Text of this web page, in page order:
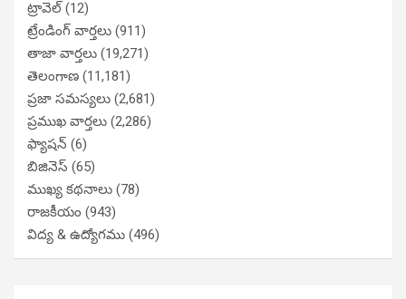
ట్రావెల్(12)
ట్రేండింగ్ వార్తలు (911)
తాజా వార్తలు (19,271)
తెలంగాణ (11,181)
ప్రజా సమస్యలు (2,681)
ప్రముఖ వార్తలు (2,286)
ఫ్యాషన్ (6)
బిజినెస్ (65)
ముఖ్య కథనాలు (78)
రాజకీయం (943)
విద్య & ఉద్యోగము (496)